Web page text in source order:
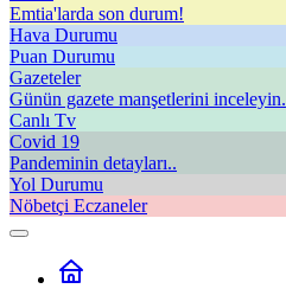
Emtia'larda son durum!
Hava Durumu
Puan Durumu
Gazeteler
Günün gazete manşetlerini inceleyin.
Canlı Tv
Covid 19
Pandeminin detayları..
Yol Durumu
Nöbetçi Eczaneler